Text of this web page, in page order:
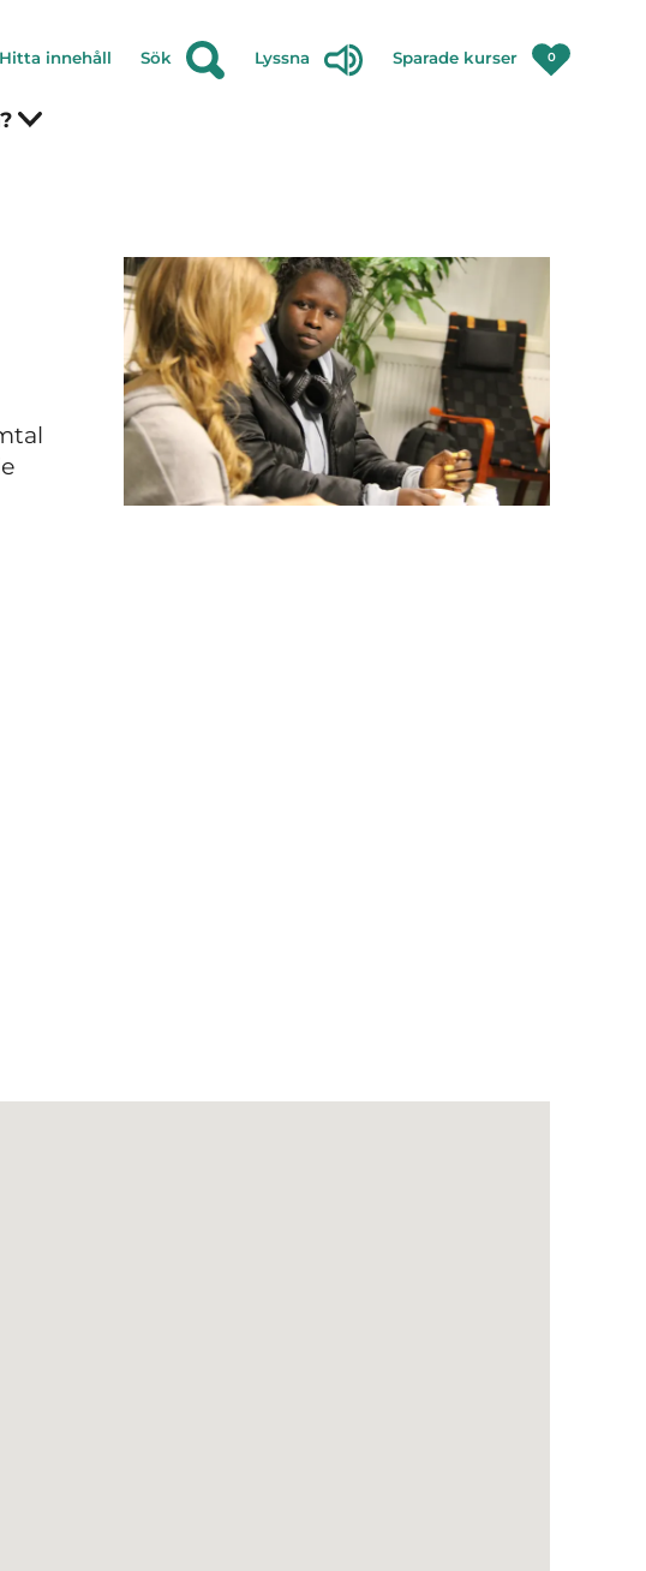
Hitta innehåll Sök Lyssna Sparade kurser 0